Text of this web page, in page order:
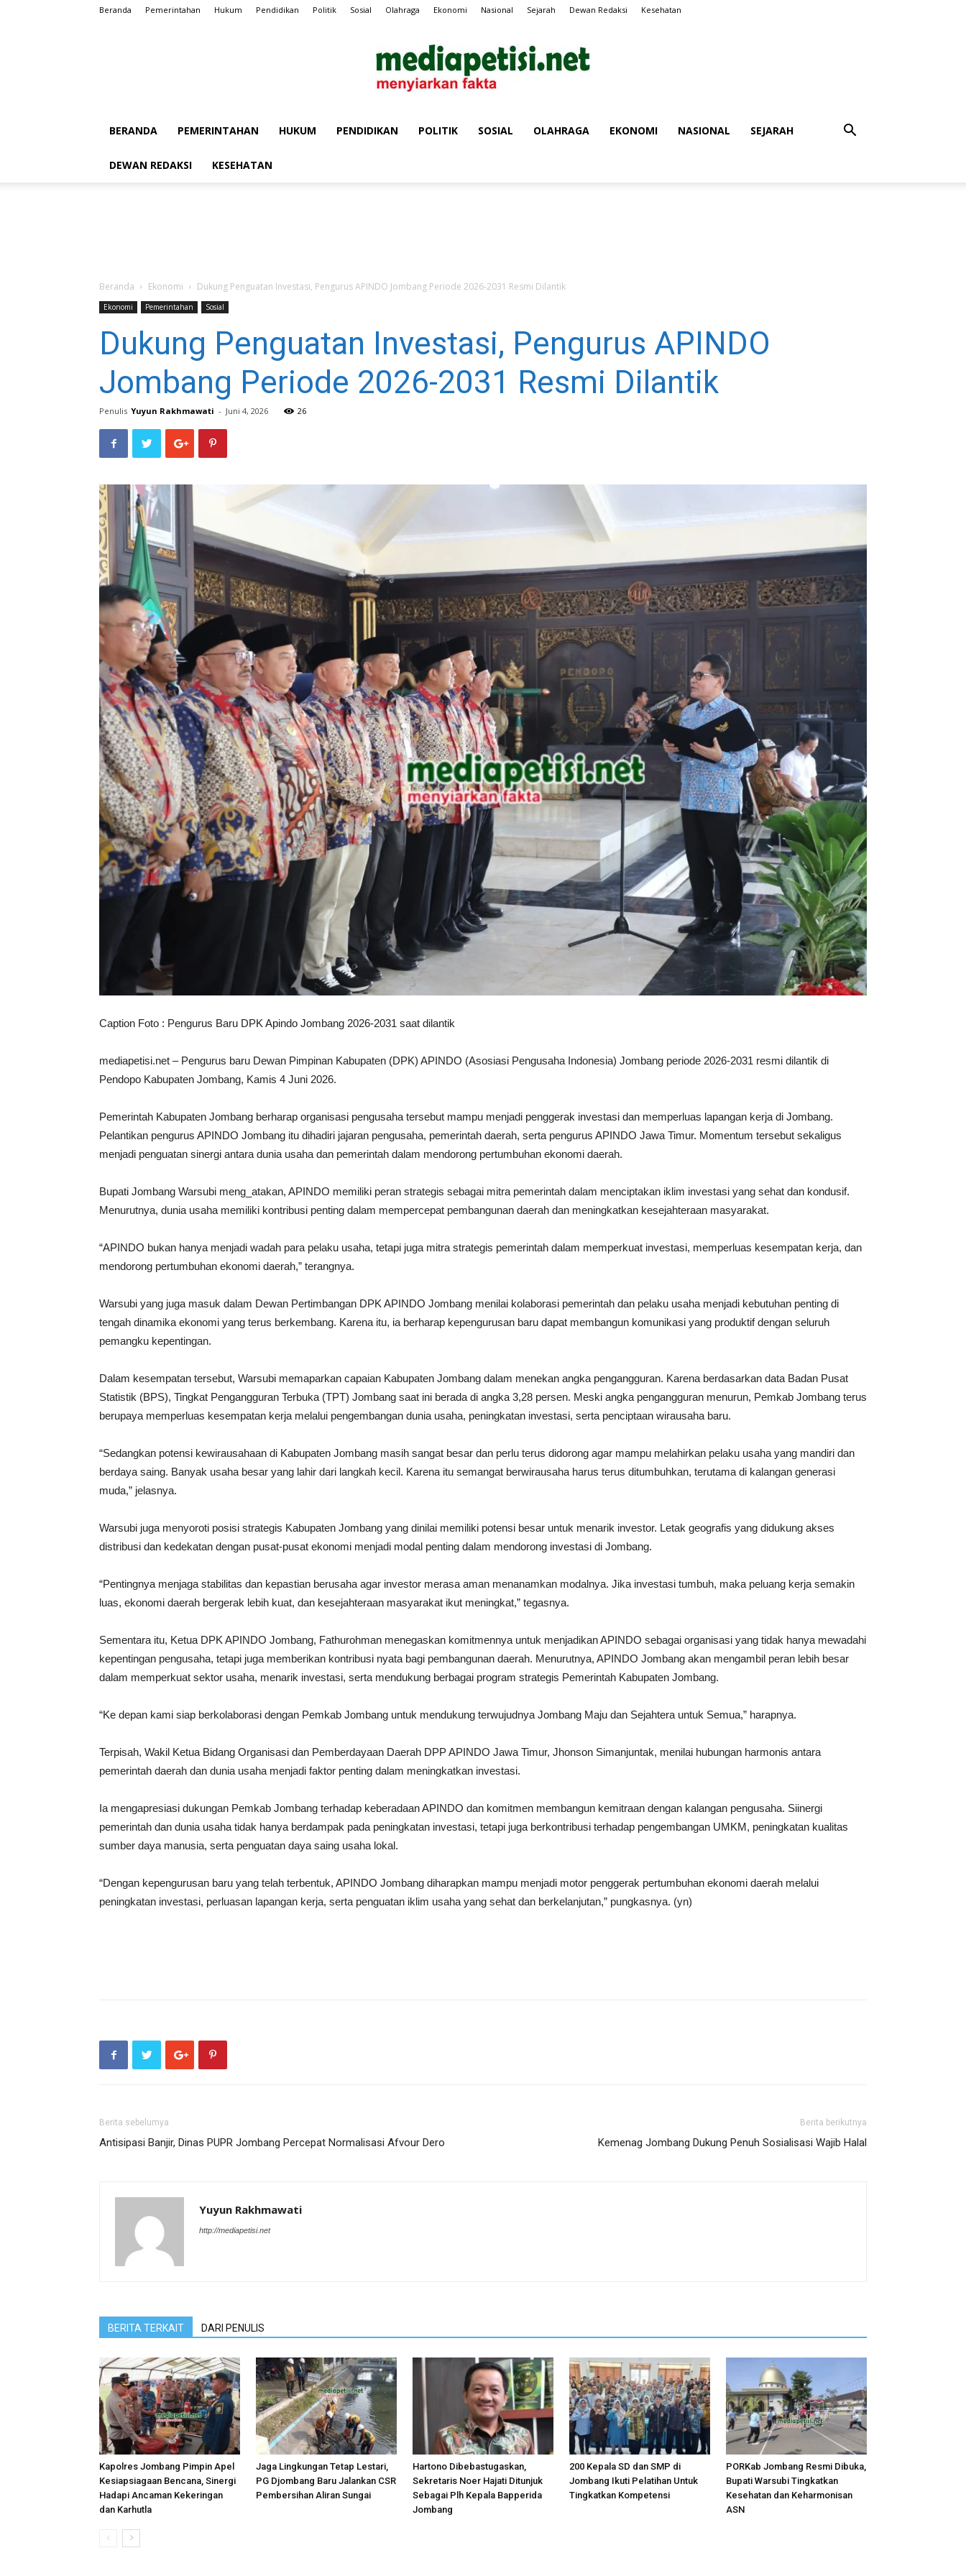
Beranda Pemerintahan Hukum Pendidikan Politik Sosial Olahraga Ekonomi Nasional Sejarah Dewan Redaksi Kesehatan
MEDIA
BERANDA PEMERINTAHAN HUKUM PENDIDIKAN POLITIK SOSIAL OLAHRAGA EKONOMI NASIONAL SEJARAH
DEWAN REDAKSI KESEHATAN
Beranda Ekonomi Dukung Penguatan Investasi, Pengurus APINDO Jombang Periode 2026-2031 Resmi Dilantik
Ekonomi Pemerintahan Sosial
Dukung Penguatan Investasi, Pengurus APINDO
Jombang Periode 2026-2031 Resmi Dilantik
Penulis Yuyun Rakhmawati - Juni 4, 2026 26
Caption Foto : Pengurus Baru DPK Apindo Jombang 2026-2031 saat dilantik
mediapetisi.net – Pengurus baru Dewan Pimpinan Kabupaten (DPK) APINDO (Asosiasi Pengusaha Indonesia) Jombang periode 2026-2031 resmi dilantik di
Pendopo Kabupaten Jombang, Kamis 4 Juni 2026.
Pemerintah Kabupaten Jombang berharap organisasi pengusaha tersebut mampu menjadi penggerak investasi dan memperluas lapangan kerja di Jombang.
Pelantikan pengurus APINDO Jombang itu dihadiri jajaran pengusaha, pemerintah daerah, serta pengurus APINDO Jawa Timur. Momentum tersebut sekaligus
menjadi penguatan sinergi antara dunia usaha dan pemerintah dalam mendorong pertumbuhan ekonomi daerah.
Bupati Jombang Warsubi meng_atakan, APINDO memiliki peran strategis sebagai mitra pemerintah dalam menciptakan iklim investasi yang sehat dan kondusif.
Menurutnya, dunia usaha memiliki kontribusi penting dalam mempercepat pembangunan daerah dan meningkatkan kesejahteraan masyarakat.
“APINDO bukan hanya menjadi wadah para pelaku usaha, tetapi juga mitra strategis pemerintah dalam memperkuat investasi, memperluas kesempatan kerja, dan
mendorong pertumbuhan ekonomi daerah,” terangnya.
Warsubi yang juga masuk dalam Dewan Pertimbangan DPK APINDO Jombang menilai kolaborasi pemerintah dan pelaku usaha menjadi kebutuhan penting di
tengah dinamika ekonomi yang terus berkembang. Karena itu, ia berharap kepengurusan baru dapat membangun komunikasi yang produktif dengan seluruh
pemangku kepentingan.
Dalam kesempatan tersebut, Warsubi memaparkan capaian Kabupaten Jombang dalam menekan angka pengangguran. Karena berdasarkan data Badan Pusat
Statistik (BPS), Tingkat Pengangguran Terbuka (TPT) Jombang saat ini berada di angka 3,28 persen. Meski angka pengangguran menurun, Pemkab Jombang terus
berupaya memperluas kesempatan kerja melalui pengembangan dunia usaha, peningkatan investasi, serta penciptaan wirausaha baru.
“Sedangkan potensi kewirausahaan di Kabupaten Jombang masih sangat besar dan perlu terus didorong agar mampu melahirkan pelaku usaha yang mandiri dan
berdaya saing. Banyak usaha besar yang lahir dari langkah kecil. Karena itu semangat berwirausaha harus terus ditumbuhkan, terutama di kalangan generasi
muda,” jelasnya.
Warsubi juga menyoroti posisi strategis Kabupaten Jombang yang dinilai memiliki potensi besar untuk menarik investor. Letak geografis yang didukung akses
distribusi dan kedekatan dengan pusat-pusat ekonomi menjadi modal penting dalam mendorong investasi di Jombang.
“Pentingnya menjaga stabilitas dan kepastian berusaha agar investor merasa aman menanamkan modalnya. Jika investasi tumbuh, maka peluang kerja semakin
luas, ekonomi daerah bergerak lebih kuat, dan kesejahteraan masyarakat ikut meningkat,” tegasnya.
Sementara itu, Ketua DPK APINDO Jombang, Fathurohman menegaskan komitmennya untuk menjadikan APINDO sebagai organisasi yang tidak hanya mewadahi
kepentingan pengusaha, tetapi juga memberikan kontribusi nyata bagi pembangunan daerah. Menurutnya, APINDO Jombang akan mengambil peran lebih besar
dalam memperkuat sektor usaha, menarik investasi, serta mendukung berbagai program strategis Pemerintah Kabupaten Jombang.
“Ke depan kami siap berkolaborasi dengan Pemkab Jombang untuk mendukung terwujudnya Jombang Maju dan Sejahtera untuk Semua,” harapnya.
Terpisah, Wakil Ketua Bidang Organisasi dan Pemberdayaan Daerah DPP APINDO Jawa Timur, Jhonson Simanjuntak, menilai hubungan harmonis antara
pemerintah daerah dan dunia usaha menjadi faktor penting dalam meningkatkan investasi.
Ia mengapresiasi dukungan Pemkab Jombang terhadap keberadaan APINDO dan komitmen membangun kemitraan dengan kalangan pengusaha. Siinergi
pemerintah dan dunia usaha tidak hanya berdampak pada peningkatan investasi, tetapi juga berkontribusi terhadap pengembangan UMKM, peningkatan kualitas
sumber daya manusia, serta penguatan daya saing usaha lokal.
“Dengan kepengurusan baru yang telah terbentuk, APINDO Jombang diharapkan mampu menjadi motor penggerak pertumbuhan ekonomi daerah melalui
peningkatan investasi, perluasan lapangan kerja, serta penguatan iklim usaha yang sehat dan berkelanjutan,” pungkasnya. (yn)
Berita sebelumya
Antisipasi Banjir, Dinas PUPR Jombang Percepat Normalisasi Afvour Dero
Berita berikutnya
Kemenag Jombang Dukung Penuh Sosialisasi Wajib Halal
Yuyun Rakhmawati
http://mediapetisi.net
BERITA TERKAIT DARI PENULIS
Kapolres Jombang Pimpin Apel
Kesiapsiagaan Bencana, Sinergi
Hadapi Ancaman Kekeringan
dan Karhutla
Jaga Lingkungan Tetap Lestari,
PG Djombang Baru Jalankan CSR
Pembersihan Aliran Sungai
Hartono Dibebastugaskan,
Sekretaris Noer Hajati Ditunjuk
Sebagai Plh Kepala Bapperida
Jombang
200 Kepala SD dan SMP di
Jombang Ikuti Pelatihan Untuk
Tingkatkan Kompetensi
PORKab Jombang Resmi Dibuka,
Bupati Warsubi Tingkatkan
Kesehatan dan Keharmonisan
ASN